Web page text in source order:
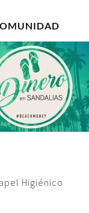
Higiénico